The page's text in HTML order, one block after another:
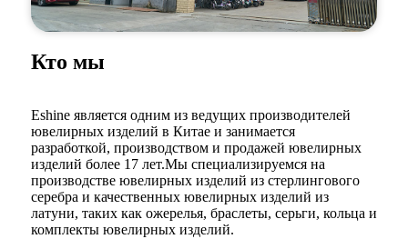
Кто мы
Eshine является одним из ведущих производителей
ювелирных изделий в Китае и занимается
разработкой, производством и продажей ювелирных
изделий более 17 лет.Мы специализируемся на
производстве ювелирных изделий из стерлингового
серебра и качественных ювелирных изделий из
латуни, таких как ожерелья, браслеты, серьги, кольца и
комплекты ювелирных изделий.